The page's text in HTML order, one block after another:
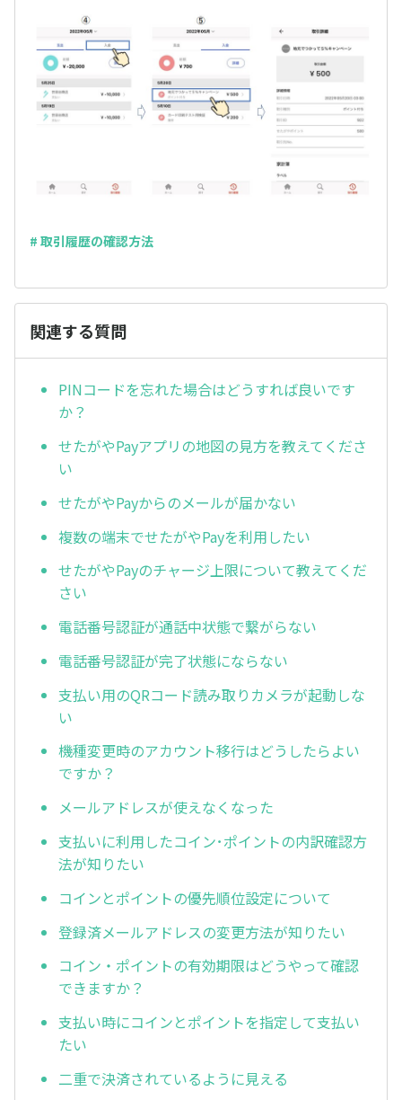
# 取引履歴の確認方法
関連する質問
PINコードを忘れた場合はどうすれば良いです
か？
せたがやPayアプリの地図の見方を教えてくださ
い
せたがやPayからのメールが届かない
複数の端末でせたがやPayを利用したい
せたがやPayのチャージ上限について教えてくだ
さい
電話番号認証が通話中状態で繋がらない
電話番号認証が完了状態にならない
支払い用のQRコード読み取りカメラが起動しな
い
機種変更時のアカウント移行はどうしたらよい
ですか？
メールアドレスが使えなくなった
支払いに利用したコイン･ポイントの内訳確認方
法が知りたい
コインとポイントの優先順位設定について
登録済メールアドレスの変更方法が知りたい
コイン・ポイントの有効期限はどうやって確認
できますか？
支払い時にコインとポイントを指定して支払い
たい
二重で決済されているように見える